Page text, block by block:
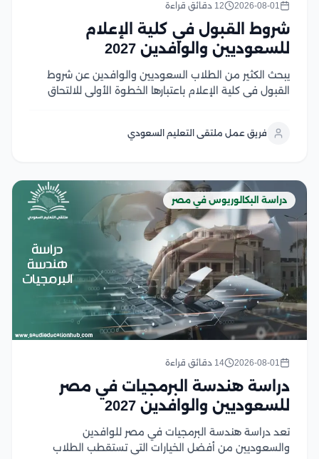
2026-08-01 12 دقائق قراءة
شروط القبول في كلية الإعلام
للسعوديين والوافدين 2027
يبحث الكثير من الطلاب السعوديين والوافدين عن شروط
القبول في كلية الإعلام باعتبارها الخطوة الأولى للالتحاق
الأكاديمية، والتدريب العملي، والشهادات المعترف بها، مع...
فريق عمل ملتقى التعليم السعودي
دراسة البكالوريوس في مصر
2026-08-01 14 دقائق قراءة
دراسة هندسة البرمجيات في مصر
للسعوديين والوافدين 2027
تعد دراسة هندسة البرمجيات في مصر للوافدين
والسعوديين من أفضل الخيارات التي تستقطب الطلاب